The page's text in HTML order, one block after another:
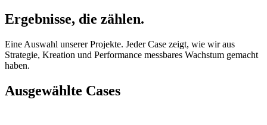
Ergebnisse, die zählen.
Eine Auswahl unserer Projekte. Jeder Case zeigt, wie wir aus
Strategie, Kreation und Performance messbares Wachstum gemacht
haben.
Ausgewählte Cases